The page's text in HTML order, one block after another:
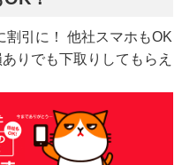
割引に！ 他社スマホもOK
りでも下取りしてもらえ